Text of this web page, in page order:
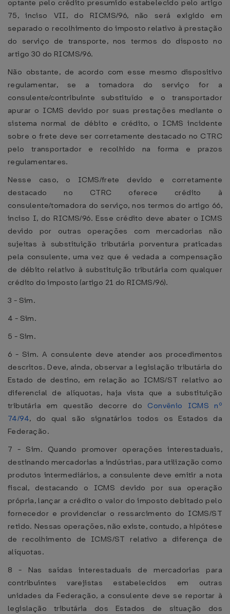
optante pelo crédito presumido estabelecido pelo artigo
75, inciso VII, do RICMS/96, não será exigido em
separado o recolhimento do imposto relativo à prestação
do serviço de transporte, nos termos do disposto no
artigo 30 do RICMS/96.
Não obstante, de acordo com esse mesmo dispositivo
regulamentar, se a tomadora do serviço for a
consulente/contribuinte substituído e o transportador
apurar o ICMS devido por suas prestações mediante o
sistema normal de débito e crédito, o ICMS incidente
sobre o frete deve ser corretamente destacado no CTRC
pelo transportador e recolhido na forma e prazos
regulamentares.
Nesse caso, o ICMS/frete devido e corretamente
destacado no CTRC oferece crédito à
consulente/tomadora do serviço, nos termos do artigo 66,
inciso I, do RICMS/96. Esse crédito deve abater o ICMS
devido por outras operações com mercadorias não
sujeitas à substituição tributária porventura praticadas
pela consulente, uma vez que é vedada a compensação
de débito relativo à substituição tributária com qualquer
crédito do imposto (artigo 21 do RICMS/96).
3 - Sim.
4 - Sim.
5 - Sim.
6 - Sim. A consulente deve atender aos procedimentos
descritos. Deve, ainda, observar a legislação tributária do
Estado de destino, em relação ao ICMS/ST relativo ao
diferencial de alíquotas, haja vista que a substituição
tributária em questão decorre do Convênio ICMS nº
74/94, do qual são signatários todos os Estados da
Federação.
7 - Sim. Quando promover operações interestaduais,
destinando mercadorias a indústrias, para utilização como
produtos intermediários, a consulente deve emitir a nota
fiscal, destacando o ICMS devido por sua operação
própria, lançar a crédito o valor do imposto debitado pelo
fornecedor e providenciar o ressarcimento do ICMS/ST
retido. Nessas operações, não existe, contudo, a hipótese
de recolhimento de ICMS/ST relativo a diferença de
alíquotas.
8 - Nas saídas interestaduais de mercadorias para
contribuintes varejistas estabelecidos em outras
unidades da Federação, a consulente deve se reportar à
legislação tributária dos Estados de situação dos